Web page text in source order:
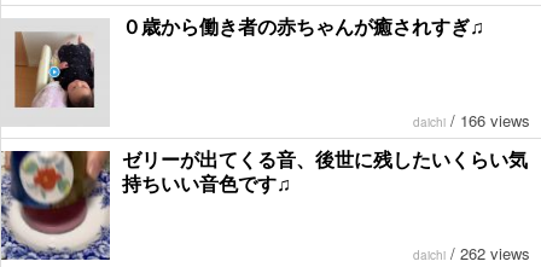
０歳から働き者の赤ちゃんが癒されすぎ♫
daichi / 166 views
ゼリーが出てくる音、後世に残したいくらい気
持ちいい音色です♫
daichi / 262 views